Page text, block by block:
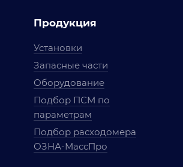
Продукция
Установки
Запасные части
Оборудование
Подбор ПСМ по
параметрам
Подбор расходомера
ОЗНА-МассПро